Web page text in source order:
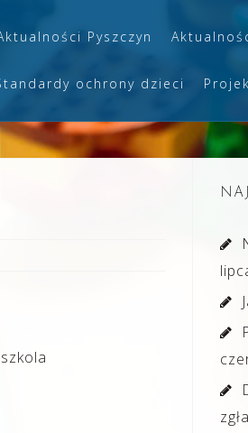
Pyszczyn
ochrony dzieci